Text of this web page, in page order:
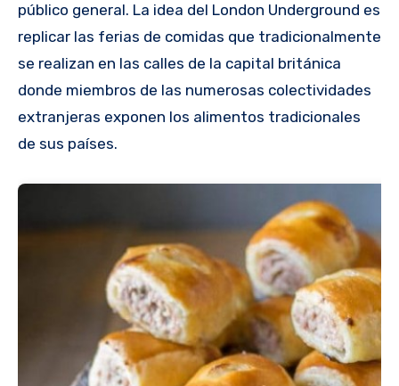
público general. La idea del London Underground es
replicar las ferias de comidas que tradicionalmente
se realizan en las calles de la capital británica
donde miembros de las numerosas colectividades
extranjeras exponen los alimentos tradicionales
de sus países.